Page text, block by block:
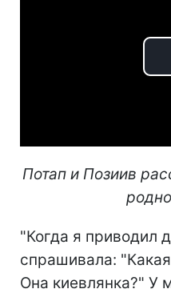
Потап и Позиив
"Когда я приводил
спрашивала:
Она киевлянка?" У